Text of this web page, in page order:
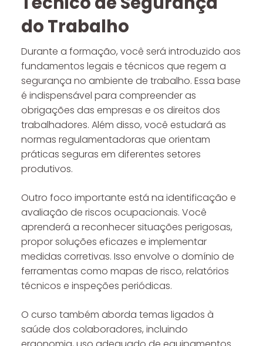
do Trabalho
Durante a formação, você será introduzido aos
fundamentos legais e técnicos que regem a
segurança no ambiente de trabalho. Essa base
é indispensável para compreender as
obrigações das empresas e os direitos dos
trabalhadores. Além disso, você estudará as
normas regulamentadoras que orientam
práticas seguras em diferentes setores
produtivos.
Outro foco importante está na identificação e
avaliação de riscos ocupacionais. Você
aprenderá a reconhecer situações perigosas,
propor soluções eficazes e implementar
medidas corretivas. Isso envolve o domínio de
ferramentas como mapas de risco, relatórios
técnicos e inspeções periódicas.
O curso também aborda temas ligados à
saúde dos colaboradores, incluindo